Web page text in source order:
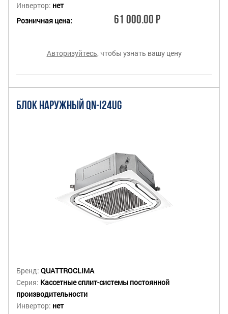
Инвертор: нет
Розничная цена:
61 000.00 Р
Авторизуйтесь, чтобы узнать вашу цену
БЛОК НАРУЖНЫЙ QN-I24UG
Бренд: QUATTROCLIMA
Серия: Кассетные сплит-системы постоянной
производительности
Инвертор: нет